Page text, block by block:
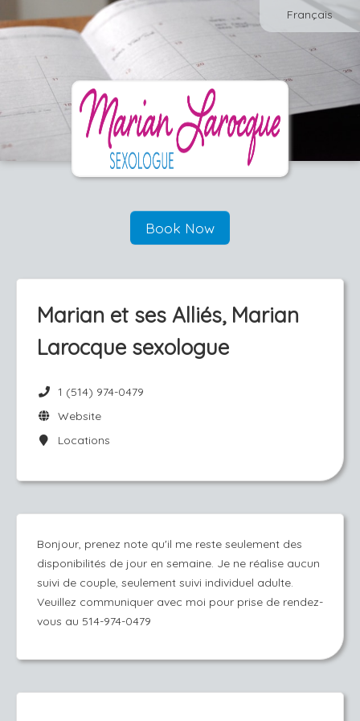
Français
Book Now
Marian et ses Alliés, Marian
Larocque sexologue
1 (514) 974-0479
Website
Locations
Bonjour, prenez note qu'il me reste seulement des
disponibilités de jour en semaine. Je ne réalise aucun
suivi de couple, seulement suivi individuel adulte.
Veuillez communiquer avec moi pour prise de rendez-
vous au 514-974-0479